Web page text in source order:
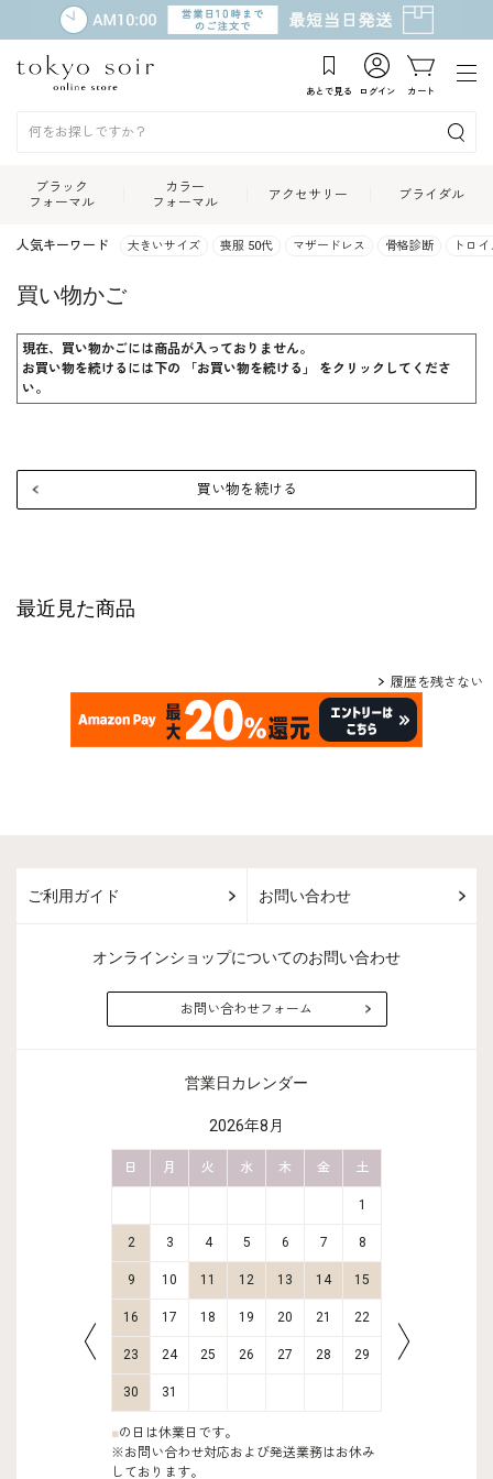
あとで見る ログイン カート
ブラック
フォーマル
カラー
フォーマル
アクセサリー ブライダル
人気キーワード 大きいサイズ 喪服 50代 マザードレス 骨格診断 トロ
買い物かご
現在、買い物かごには商品が入っておりません。
お買い物を続けるには下の 「お買い物を続ける」 をクリックしてくださ
い。
買い物を続ける
最近見た商品
履歴を残さない
ご利用ガイド お問い合わせ
オンラインショップについてのお問い合わせ
お問い合わせフォーム
営業日カレンダー
2026年8月
日 月 火 水 木 金 土
1
2 3 4 5 6 7 8
9 10 11 12 13 14 15
16 17 18 19 20 21 22
23 24 25 26 27 28 29
30 31
■の日は休業日です。
※お問い合わせ対応および発送業務はお休み
しております。